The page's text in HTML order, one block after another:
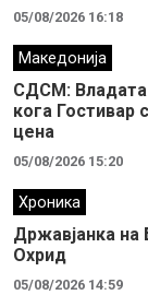
05/08/2026 16:18
Македонија
СДСМ: Владата
кога Гостивар
цена
05/08/2026 15:20
Хроника
Државјанка на
Охрид
05/08/2026 14:59